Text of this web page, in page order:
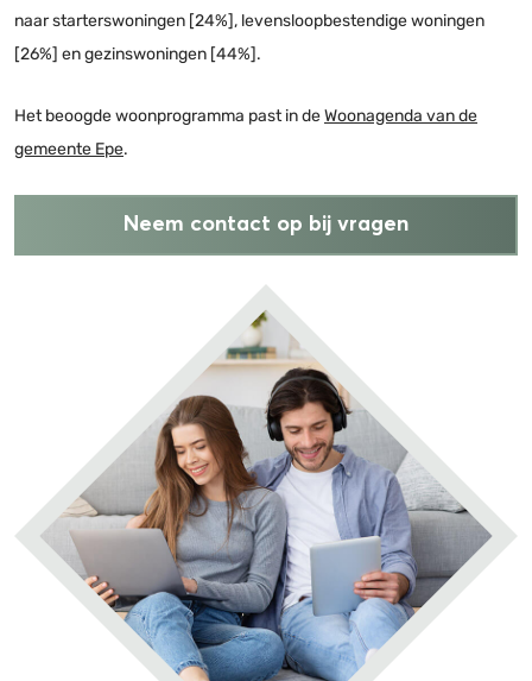
naar starterswoningen [24%], levensloopbestendige woningen
[26%] en gezinswoningen [44%].
Het beoogde woonprogramma past in deWoonagenda van de
gemeente Epe.
Neem contact op bij vragen